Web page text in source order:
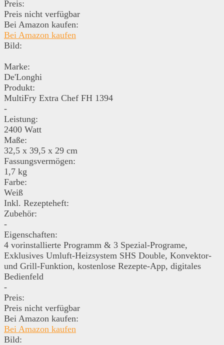
Preis:
Preis nicht verfügbar
Bei Amazon kaufen:
Bei Amazon kaufen
Bild:
Marke:
De'Longhi
Produkt:
MultiFry Extra Chef FH 1394
-
Leistung:
2400 Watt
Maße:
32,5 x 39,5 x 29 cm
Fassungsvermögen:
1,7 kg
Farbe:
Weiß
Inkl. Rezepteheft:
Zubehör:
-
Eigenschaften:
4 vorinstallierte Programm & 3 Spezial-Programe,
Exklusives Umluft-Heizsystem SHS Double, Konvektor-
und Grill-Funktion, kostenlose Rezepte-App, digitales
Bedienfeld
-
Preis:
Preis nicht verfügbar
Bei Amazon kaufen:
Bei Amazon kaufen
Bild: